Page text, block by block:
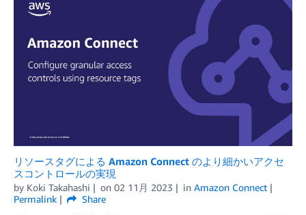
リソースタグによる Amazon Connect のより細かいアクセ
スコントロールの実現
by Koki Takahashi on 02 11月 2023 in Amazon Connect
Permalink
Share